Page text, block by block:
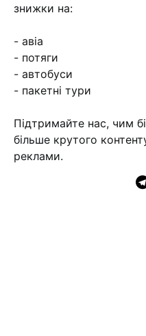
знижки на:
- авіа
- потяги
- автобуси
- пакетні тури
Підтримайте нас, чим
більше крутого
реклами.